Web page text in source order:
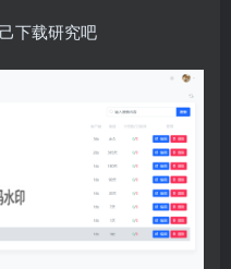
下载研究吧